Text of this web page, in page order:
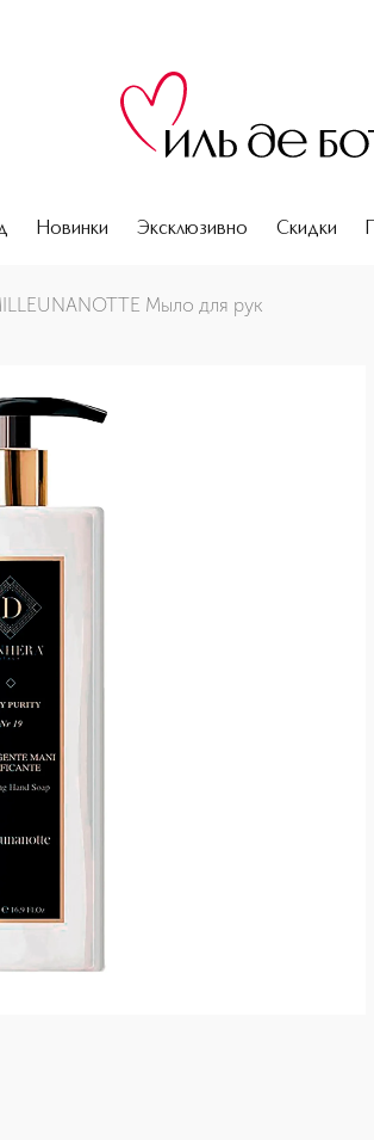
Новинки Эксклюзивно Скидки
Мыло для рук